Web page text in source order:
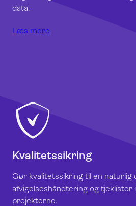
data.
Læs mere
Kvalitetssikring
Gør kvalitetssikring til en naturlig
afvigelseshåndtering og
projekterne.